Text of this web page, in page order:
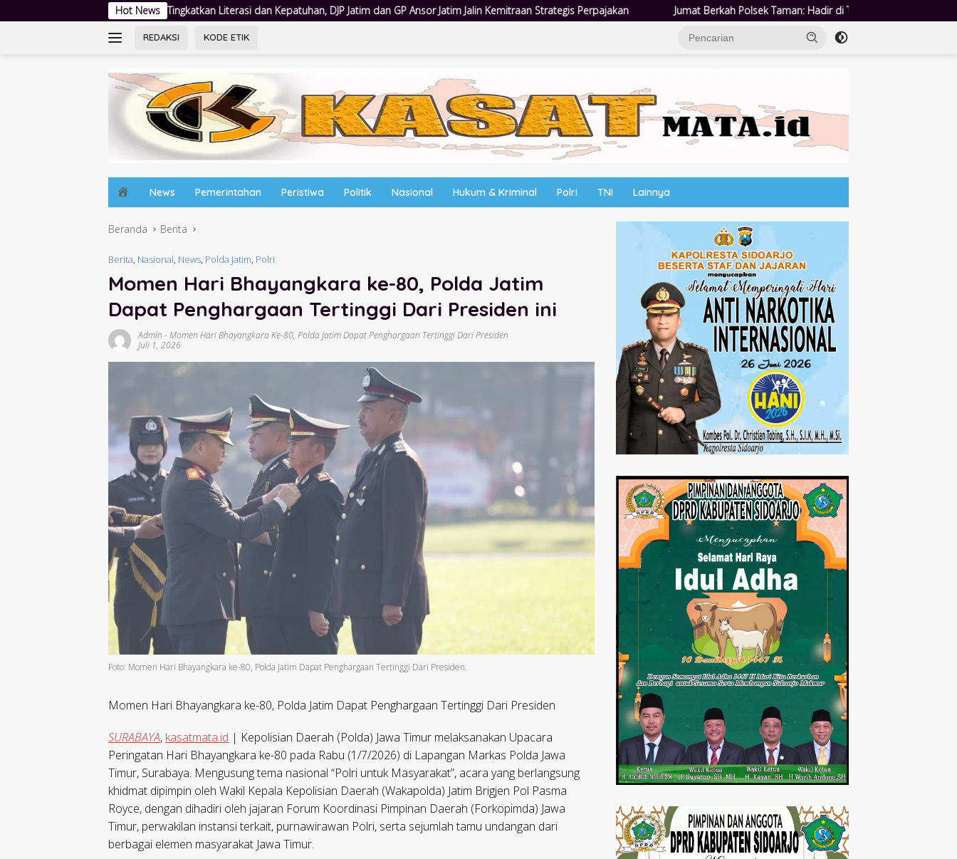
ke
Hot News
Tingkatkan Literasi dan Kepatuhan, DJP Jatim dan GP Ansor Jatim Jalin Kemitraan Strategis Perpajakan Jumat Berkah Polsek Taman: Hadir di Tengah Warga, Bagikan Sembako dan Perkuat
REDAKSI KODE ETIK
o
e
News Pemerintahan Peristiwa Politik Nasional Hukum & Kriminal Polri TNI Lainnya
Beranda Berita
Berita, Nasional, News, Polda Jatim, Polri
Momen Hari Bhayangkara ke-80, Polda Jatim
Dapat Penghargaan Tertinggi Dari Presiden ini
Admin -Momen Hari Bhayangkara Ke-80, Polda Jatim Dapat Penghargaan Tertinggi Dari Presiden
Juli 1, 2026
Foto: Momen Hari Bhayangkara ke-80, Polda Jatim Dapat Penghargaan Tertinggi Dari Presiden.
Momen Hari Bhayangkara ke-80, Polda Jatim Dapat Penghargaan Tertinggi Dari Presiden
SURABAYA, kasatmata.id | Kepolisian Daerah (Polda) Jawa Timur melaksanakan Upacara
Peringatan Hari Bhayangkara ke-80 pada Rabu (1/7/2026) di Lapangan Markas Polda Jawa
Timur, Surabaya. Mengusung tema nasional “Polri untuk Masyarakat”, acara yang berlangsung
khidmat dipimpin oleh Wakil Kepala Kepolisian Daerah (Wakapolda) Jatim Brigjen Pol Pasma
Royce, dengan dihadiri oleh jajaran Forum Koordinasi Pimpinan Daerah (Forkopimda) Jawa
Timur, perwakilan instansi terkait, purnawirawan Polri, serta sejumlah tamu undangan dari
berbagai elemen masyarakat Jawa Timur.